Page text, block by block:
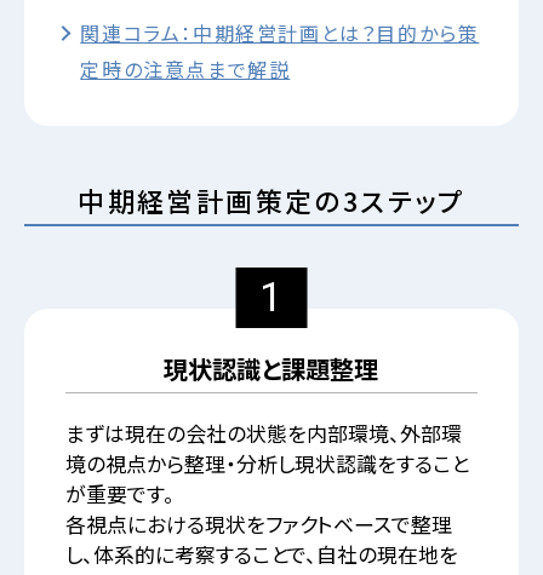
関連コラム：中期経営計画とは？目的から策
定時の注意点まで解説
中期経営計画策定の3ステップ
1
現状認識と課題整理
まずは現在の会社の状態を内部環境、外部環
境の視点から整理・分析し現状認識をすること
が重要です。
各視点における現状をファクトベースで整理
し、体系的に考察することで、自社の現在地を